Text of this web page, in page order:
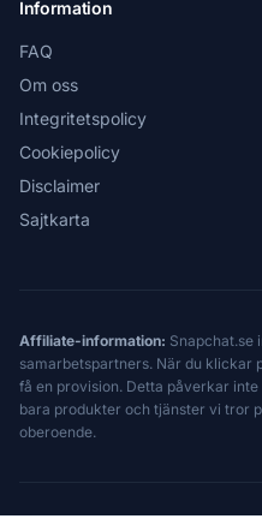
Information
FAQ
Om oss
Integritetspolicy
Cookiepolicy
Disclaimer
Sajtkarta
Affiliate-information: Snapchat.se
samarbetspartners. När du klickar
få en provision. Detta påverkar
bara produkter och tjänster vi tror
oberoende.